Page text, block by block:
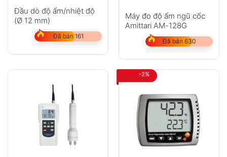
Đầu dò độ ẩm/nhiệt độ
(Ø 12 mm)
Đã bán 161
Máy đo độ ẩm ngũ cốc
Amittari AM-128G
Đã bán 630
-2%